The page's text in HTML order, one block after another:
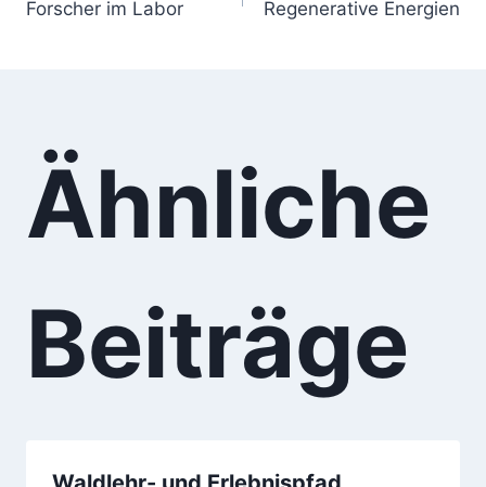
Forscher im Labor Regenerative Energien
Ähnliche
Beiträge